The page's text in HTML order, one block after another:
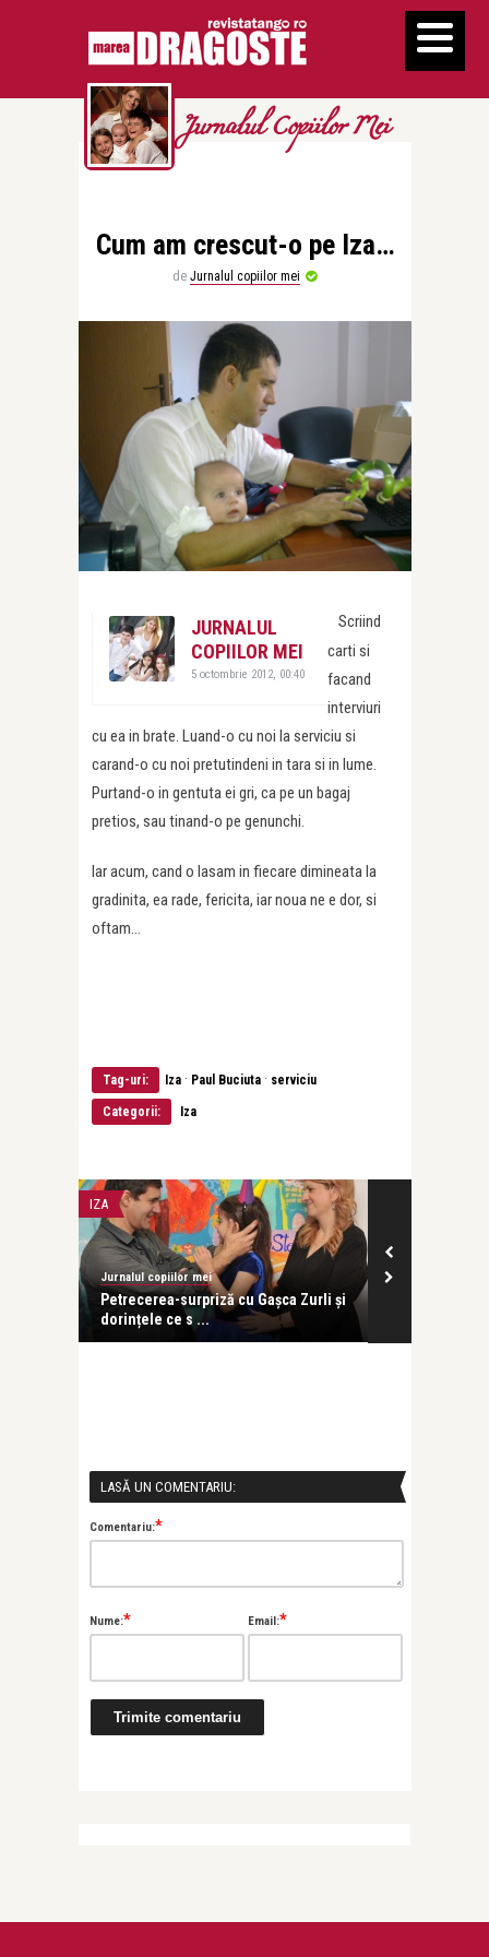
Jurnalul Copiilor Mei
Cum am crescut-o pe Iza…
de Jurnalul copiilor mei
JURNALUL
COPIILOR MEI
5 octombrie 2012, 00:40
Scriind
carti si
facand
interviuri
cu ea in brate. Luand-o cu noi la serviciu si
carand-o cu noi pretutindeni in tara si in lume.
Purtand-o in gentuta ei gri, ca pe un bagaj
pretios, sau tinand-o pe genunchi.
Iar acum, cand o lasam in fiecare dimineata la
gradinita, ea rade, fericita, iar noua ne e dor, si
oftam…
Tag-uri: Iza · Paul Buciuta · serviciu
Categorii: Iza
IZA
Jurnalul copiilor mei
Petrecerea-surpriză cu Gașca Zurli și
dorințele ce s ...
LASĂ UN COMENTARIU:
Comentariu:*
Nume:* Email:*